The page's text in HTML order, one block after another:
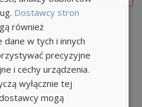
Dostawcy stron
również
w tych i innych
precyzyjne
i cechy urządzenia.
wyłącznie tej
mogą